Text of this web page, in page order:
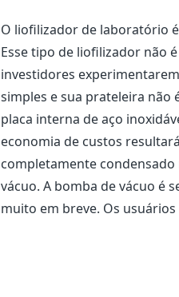
O liofilizador de laboratório
Esse tipo de liofilizador não
investidores
simples e sua prateleira
placa interna de aço
economia de custos
completamente
vácuo. A bomba de vácuo é
muito em breve. Os